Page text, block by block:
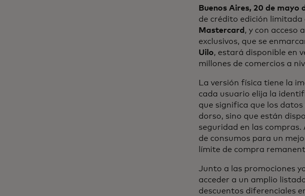
Buenos Aires, 20 de
de crédito edición limitada
Mastercard , y con acceso
exclusivos, que se
Uilo, estará disponible en
millones de comercios a
La versión física tiene la
cada usuario elija la
que significa que los
dorso, sino que están
seguridad en las
de consumos para un
límite de compra
Junto a las promociones
acceder a un amplio
descuentos diferenciales